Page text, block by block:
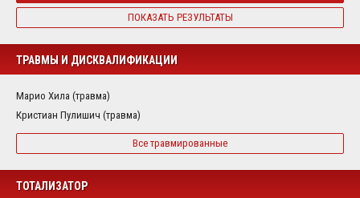
ПОКАЗАТЬ РЕЗУЛЬТАТЫ
ТРАВМЫ И ДИСКВАЛИФИКАЦИИ
Марио Хила (травма)
Кристиан Пулишич (травма)
Все травмированные
ТОТАЛИЗАТОР